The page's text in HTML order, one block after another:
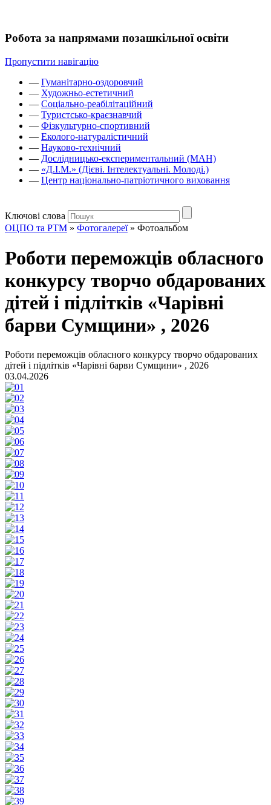
Робота за напрямами позашкільної освіти
Пропустити навігацію
— Гуманітарно-оздоровчий
— Художньо-естетичний
— Соціально-реабілітаційний
— Туристсько-краєзнавчий
— Фізкультурно-спортивний
— Еколого-натуралістичний
— Науково-технічний
— Дослідницько-експериментальний (МАН)
— «Д.І.М.» (Дієві. Інтелектуальні. Молоді.)
— Центр національно-патріотичного виховання
Ключові слова
ОЦПО та РТМ » Фотогалереї» Фотоальбом
Роботи переможців обласного
конкурсу творчо обдарованих
дітей і підлітків «Чарівні
барви Сумщини» , 2026
Роботи переможців обласного конкурсу творчо обдарованих
дітей і підлітків «Чарівні барви Сумщини» , 2026
03.04.2026